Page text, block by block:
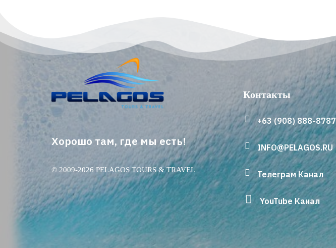
Хорошо там, где мы есть!
© 2009-2026 PELAGOS TOURS & TRAVEL
Контакты
+63 (908) 888-8787
INFO@PELAGOS.RU
Телеграм Канал
YouTube Канал